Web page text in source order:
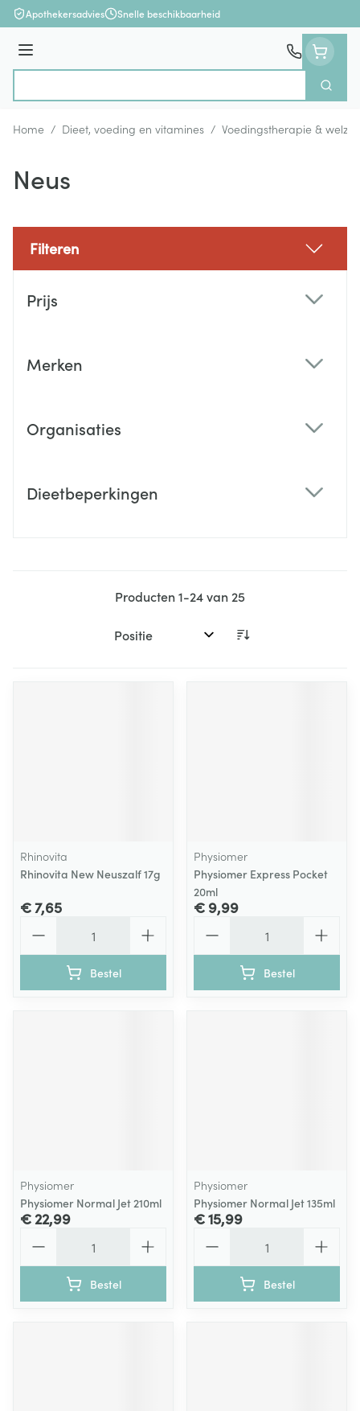
Ga naar de inhoud
Apothekersadvies Snelle beschikbaarheid
Menu
Zoek
Home / Dieet, voeding en vitamines / Voedingstherapie & welzijn
Neus
Filteren
Prijs
Merken
Organisaties
Dieetbeperkingen
Producten1-24van 25
Sorteer op:
Rhinovita
Rhinovita New Neuszalf 17g
€ 7,65
Bestel
Physiomer
Physiomer Express Pocket
20ml
€ 9,99
Bestel
Physiomer
Physiomer Normal Jet 210ml
€ 22,99
Bestel
Physiomer
Physiomer Normal Jet 135ml
€ 15,99
Bestel